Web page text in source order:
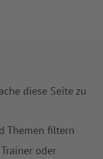
diese Seite zu
Themen filtern
oder